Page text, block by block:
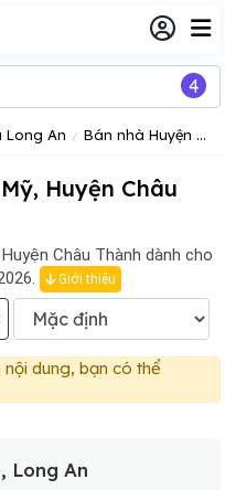
Long An Bán nhà Huyện Châu Thành, Long An
Huyện Châu
Châu Thành dành cho
Giới thiệu
dung, bạn có thể
Long An
4